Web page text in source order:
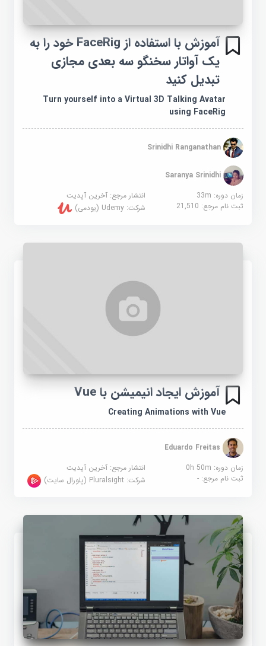
آموزش با استفاده از FaceRig خود را به
یک آواتار سخنگو سه بعدی مجازی
تبدیل کنید
Turn yourself into a Virtual 3D Talking Avatar
using FaceRig
Srinidhi Ranganathan
Saranya Srinidhi
زمان دوره: 33m
انتشار مرجع:آخرین آپدیت
ثبت نام مرجع:21,510 شرکت:Udemy (یودمی)
آموزش ایجاد انیمیشن با Vue
Creating Animations with Vue
Eduardo Freitas
زمان دوره: 0h 50m
انتشار مرجع:آخرین آپدیت
ثبت نام مرجع:- شرکت:Pluralsight (پلورال سایت)